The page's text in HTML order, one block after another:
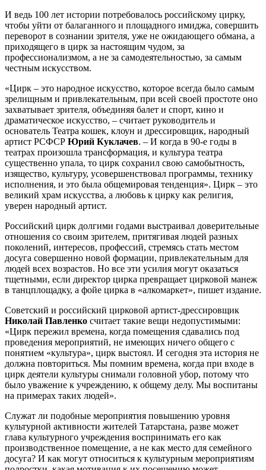
И ведь 100 лет истории потребовалось российскому цирку,
чтобы уйти от балаганного и площадного имиджа, совершить
переворот в сознании зрителя, уже не ожидающего обмана, а
приходящего в цирк за настоящим чудом, за
профессионализмом, а не за самодеятельностью, за самым
честным искусством.
«Цирк – это народное искусство, которое всегда было самым
зрелищным и привлекательным, при всей своей простоте оно
захватывает зрителя, объединяя балет и спорт, кино и
драматическое искусство, – считает руководитель и
основатель Театра кошек, клоун и дрессировщик, народный
артист РСФСР Юрий Куклачев. – И когда в 90-е годы в
театрах произошла трансформация, и культура театра
существенно упала, то цирк сохранил свою самобытность,
изящество, культуру, усовершенствовал программы, технику
исполнения, и это была общемировая тенденция». Цирк – это
великий храм искусства, а любовь к цирку как религия,
уверен народный артист.
Российский цирк долгими годами выстраивал доверительные
отношения со своим зрителем, притягивая людей разных
поколений, интересов, профессий, стремясь стать местом
досуга совершенно новой формации, привлекательным для
людей всех возрастов. Но все эти усилия могут оказаться
тщетными, если директор цирка превращает цирковой манеж
в танцплощадку, а фойе цирка в «алкомаркет», пишет издание.
Советский и российский цирковой артист-дрессировщик
Николай Павленко считает такие вещи недопустимыми:
«Цирк пережил времена, когда помещения сдавались под
проведения мероприятий, не имеющих ничего общего с
понятием «культура», цирк выстоял. И сегодня эта история не
должна повториться. Мы помним времена, когда при входе в
цирк деятели культуры снимали головной убор, потому что
было уважение к учреждению, к общему делу. Мы воспитаны
на примерах таких людей».
Служат ли подобные мероприятия повышению уровня
культурной активности жителей Татарстана, разве может
глава культурного учреждения воспринимать его как
производственное помещение, а не как место для семейного
досуга? И как могут относиться к культурным мероприятиям